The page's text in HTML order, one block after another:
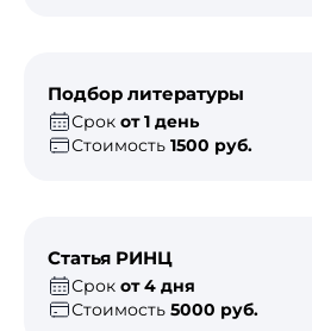
Подбор литературы
Срок от 1 день
Стоимость 1500 руб.
Статья РИНЦ
Срок от 4 дня
Стоимость 5000 руб.